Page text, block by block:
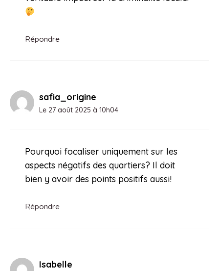
Répondre
safia_origine
Le 27 août 2025 à 10h04
Pourquoi focaliser uniquement sur les
aspects négatifs des quartiers? Il doit
bien y avoir des points positifs aussi!
Répondre
Isabelle